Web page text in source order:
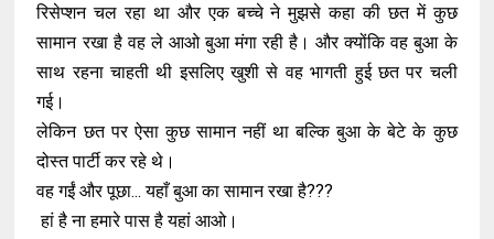
रिसेप्शन चल रहा था और एक बच्चे ने मुझसे कहा की छत में कुछ
सामान रखा है वह ले आओ बुआ मंगा रही है। और क्योंकि वह बुआ के
साथ रहना चाहती थी इसलिए खुशी से वह भागती हुई छत पर चली
गई।
लेकिन छत पर ऐसा कुछ सामान नहीं था बल्कि बुआ के बेटे के कुछ
दोस्त पार्टी कर रहे थे।
वह गईं और पूछा... यहाँ बुआ का सामान रखा है???
हां है ना हमारे पास है यहां आओ।